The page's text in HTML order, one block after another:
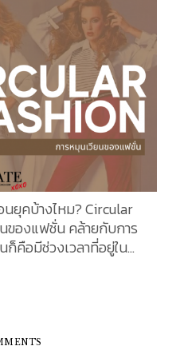
วามเป็นของแท้ของสินค้า
เป็นเจ้าของสินค้าเหล่านั้น
งโดยใช่เหตุ จากการศึกษา
ซื้อสินค้าแบรนด์เนมมือ
วามคุ้มค่า แม้สินค้าแบ
ง แต่ก็มีมูลค่าที่แตกต่างกัน
าพการใช้งานด้วย ด้วย
ใหญ่ จะมีราคาที่ถูกกว่า
หตุผลว่าทำไม ตลาดแบ
มนิยมอย่างมากในปัจจุบัน
ลุ่มคนที่ต้องการใช้สินค้า
ไม่มากพอที่จะซื้อสินค้ามือ
เหล่านี้มากเกินความ
าทำการซื้อขายแลกเปลี่ยน
to
งแฟชั่นมีการเปลี่ยนแปลง
โลกเราไม่มีตลาดซื้อขาย
ะเห็นสิ่งของเหล่านั้นวาง
ค่าฝุ่นเกาะ เก่าแก่ไปตาม
ยุคบ้างไหม? Circular
ของแฟชั่น คล้ายกับการ
คือมีช่วงเวลาที่อยู่ใน
การแฟชั่นอีกครั้ง แต่ว่า
Trend ต่างๆ? คำถามนี้
ร้างขึ้นโดยเหล่าดีไซเนอร์